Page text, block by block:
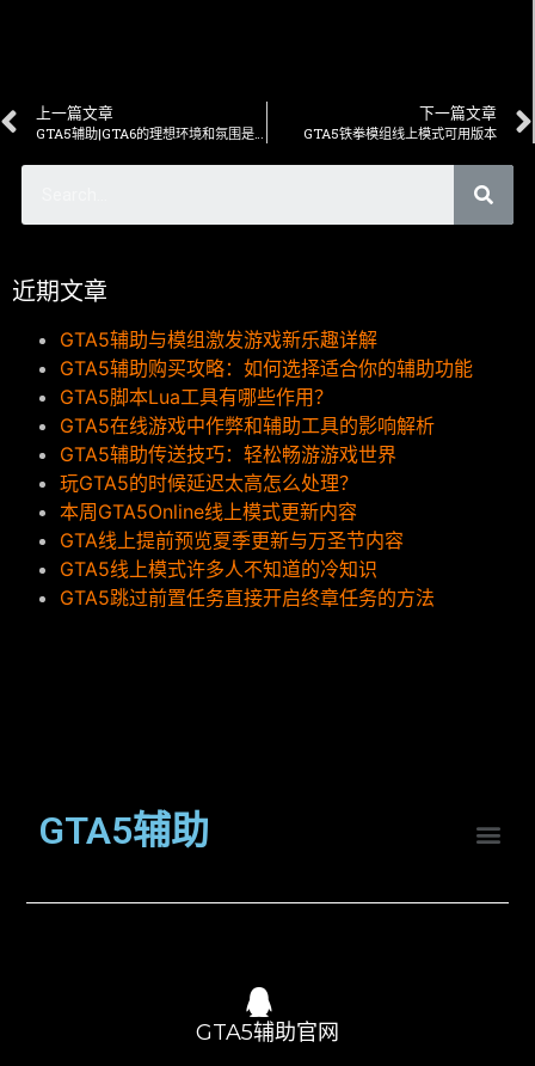
上一篇文章
GTA5辅助|GTA6的理想环境和氛围是什么？
下一篇文章
GTA5铁拳模组线上模式可用版本
近期文章
GTA5辅助与模组激发游戏新乐趣详解
GTA5辅助购买攻略：如何选择适合你的辅助功能
GTA5脚本Lua工具有哪些作用？
GTA5在线游戏中作弊和辅助工具的影响解析
GTA5辅助传送技巧：轻松畅游游戏世界
玩GTA5的时候延迟太高怎么处理？
本周GTA5Online线上模式更新内容
GTA线上提前预览夏季更新与万圣节内容
GTA5线上模式许多人不知道的冷知识
GTA5跳过前置任务直接开启终章任务的方法
GTA5辅助
GTA5辅助官网